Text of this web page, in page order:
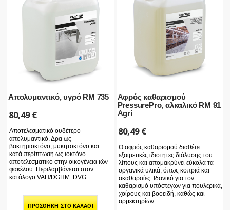
Απολυμαντικό, υγρό RM 735
80,49€
Αποτελεσματικό ουδέτερο
απολυμαντικό. Δρα ως
βακτηριοκτόνο, μυκητοκτόνο και
κατά περίπτωση ως ιοκτόνο
αποτελεσματικό στην οικογένεια ιών
φακέλου. Περιλαμβάνεται στον
κατάλογο VAH/DGHM. DVG.
ΠΡΟΣΘΉΚΗ ΣΤΟ ΚΑΛΆΘΙ
Αφρός καθαρισμού
PressurePro, αλκαλικό RM 91
Agri
80,49€
Ο αφρός καθαρισμού διαθέτει
εξαιρετικές ιδιότητες διάλυσης του
λίπους και απομακρύνει εύκολα τα
οργανικά υλικά, όπως κοπριά και
ακαθαρσίες. Ιδανικό για τον
καθαρισμό υπόστεγων για πουλερικά,
χοίρους και βοοειδή, καθώς και
αρμεκτηρίων.